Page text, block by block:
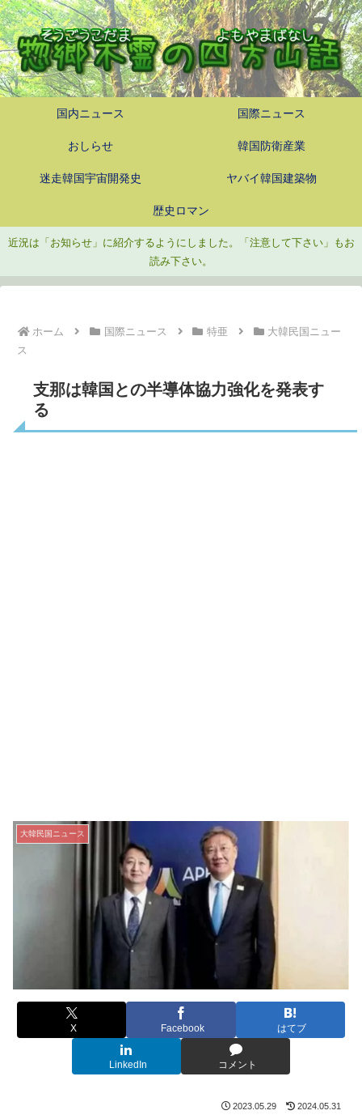
国内ニュース 国際ニュース
おしらせ 韓国防衛産業
迷走韓国宇宙開発史 ヤバイ韓国建築物
歴史ロマン
近況は「お知らせ」に紹介するようにしました。「注意して下さい」もお
読み下さい。
ホーム 国際ニュース 特亜
大韓民国ニュー
ス
支那は韓国との半導体協力強化を発表す
る
大韓民国ニュース
X Facebook はてブ
LinkedIn コメント
2023.05.29 2024.05.31